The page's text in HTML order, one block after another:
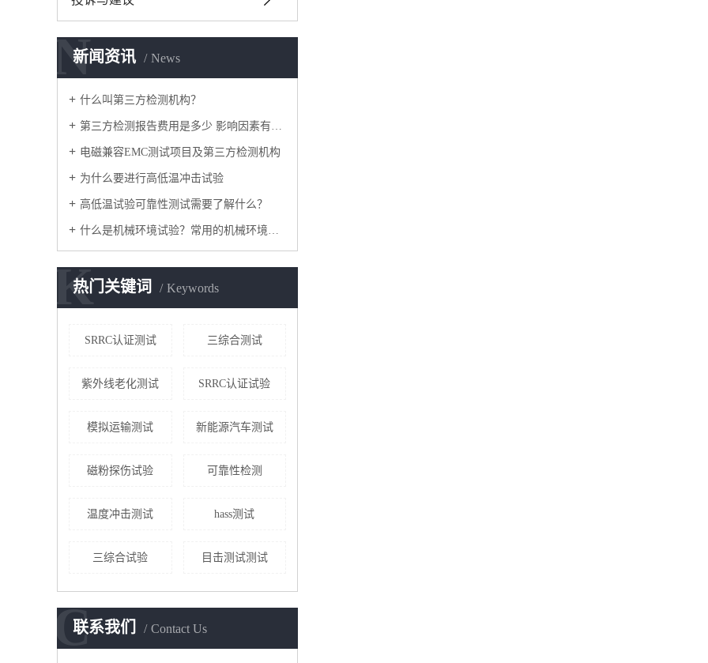
新闻资讯 News
N
什么叫第三方检测机构？
第三方检测报告费用是多少 影响因素有哪些
电磁兼容EMC测试项目及第三方检测机构
为什么要进行高低温冲击试验
高低温试验可靠性测试需要了解什么？
什么是机械环境试验？常用的机械环境试验方法有哪些？
热门关键词 Keywords
K
SRRC认证测试 三综合测试
紫外线老化测试 SRRC认证试验
模拟运输测试 新能源汽车测试
磁粉探伤试验 可靠性检测
温度冲击测试 hass测试
三综合试验 目击测试测试
联系我们 Contact Us
C